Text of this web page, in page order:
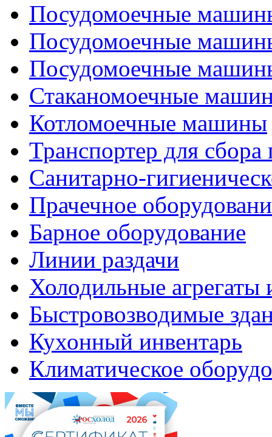
Посудомоечные
Посудомоечные
Посудомоечные
Стаканомоечные
Котломоечные машины
Транспортер для
Санитарно-
Прачечное
Барное оборудование
Линии раздачи
Холодильные агрегаты
Быстровозводимые
Кухонный инвентарь
Климатическое